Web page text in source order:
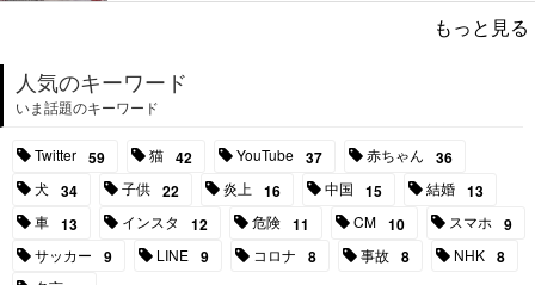
もっと見る
人気のキーワード
いま話題のキーワード
Twitter 59 猫 42 YouTube 37 赤ちゃん 36
犬 34 子供 22 炎上 16 中国 15 結婚 13
車 13 インスタ 12 危険 11 CM 10 スマホ 9
サッカー 9 LINE 9 コロナ 8 事故 8 NHK 8